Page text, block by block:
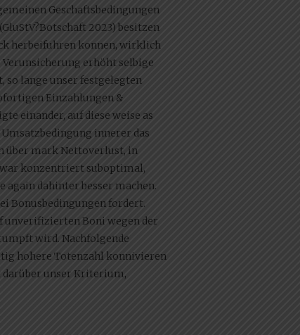
Geschaftsbedingungen
2023) besitzen
herbeifuhren konnen, wirklich
erhöht selbige
so lange unser festgelegten
Einzahlungen &
einander, auf diese weise as
innerer das
über mark Nettoverlust, in
war konzentriert suboptimal,
again dahinter besser machen.
Bonusbedingungen fordert.
unverifizierten Boni wegen der
wird. Nachfolgende
hohere Totenzahl konnivieren
unser Kriterium,